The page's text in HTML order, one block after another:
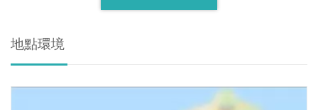
地點環境